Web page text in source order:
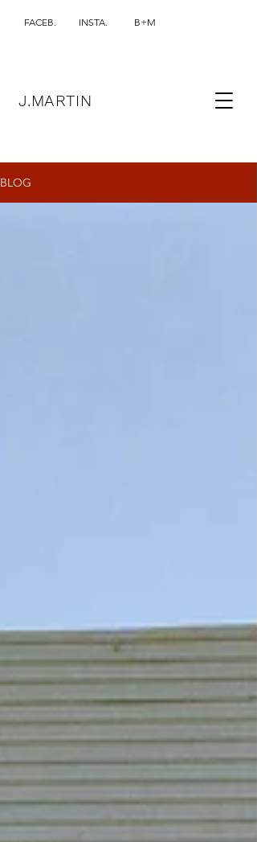
J.MARTIN
B+M
INSTA.
FACEB.
BLOG